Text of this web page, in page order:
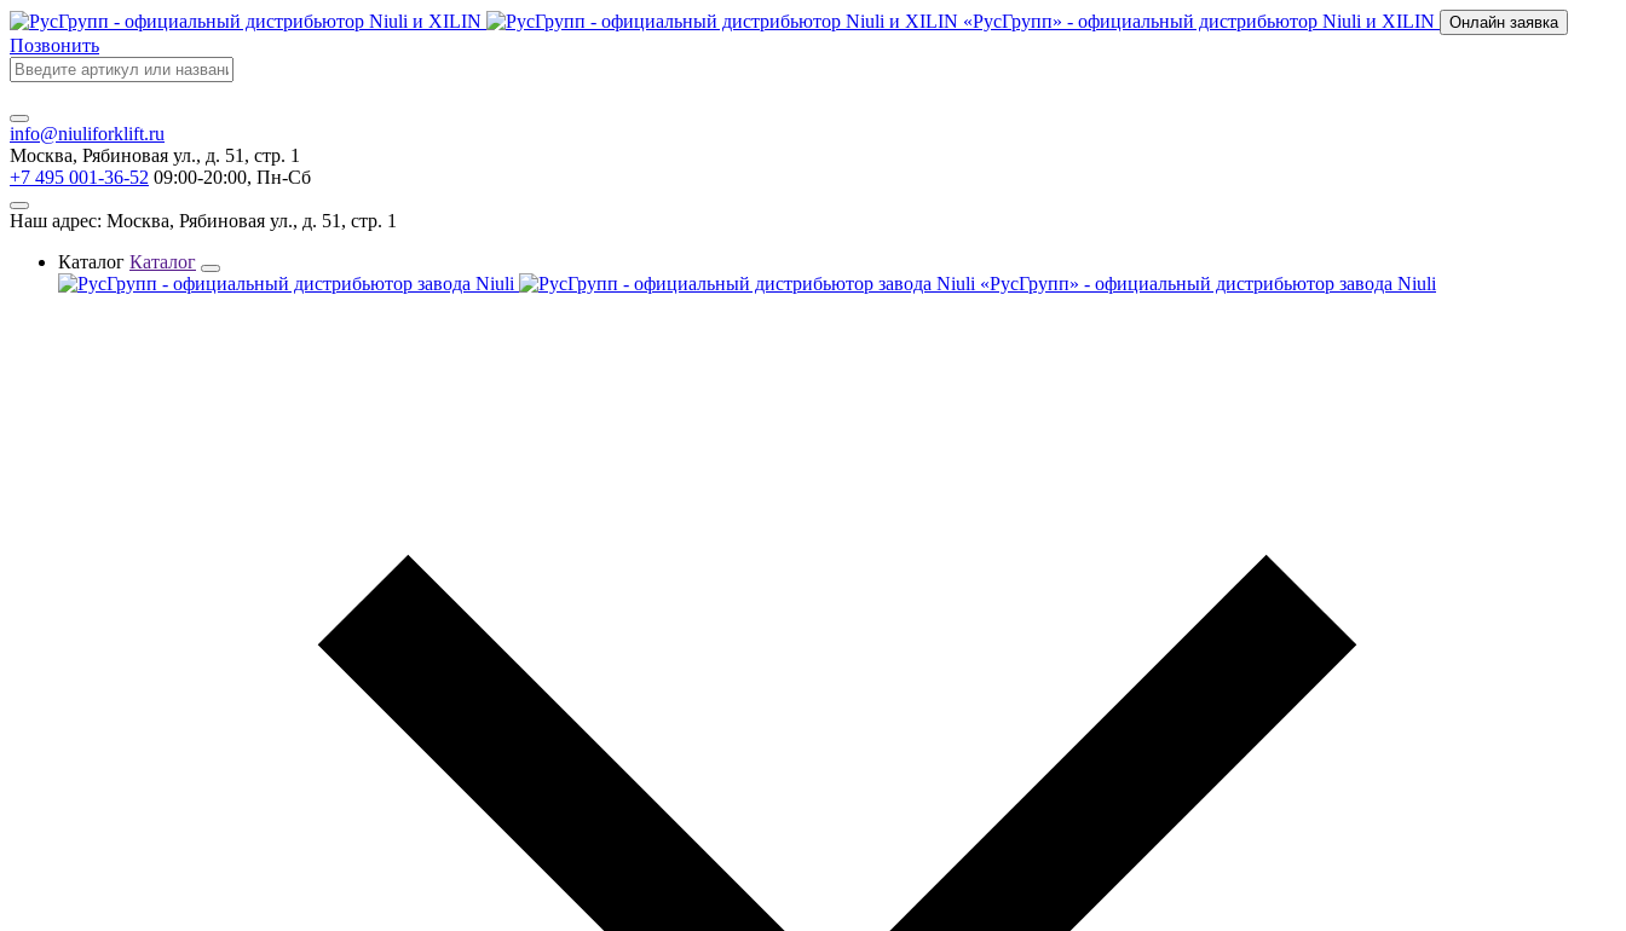
«РусГрупп» - официальный диcтрибьютор Niuli и XILIN Онлайн заявка
Позвонить
info@niuliforklift.ru
Москва, Рябиновая ул., д. 51, стр. 1
+7 495 001-36-52 09:00-20:00, Пн-Сб
Наш адрес: Москва, Рябиновая ул., д. 51, стр. 1
Каталог Каталог
«РусГрупп» - официальный диcтрибьютор завода Niuli